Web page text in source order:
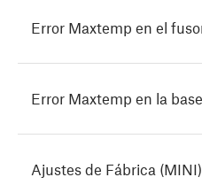
Error Maxtemp en el
Error Maxtemp en la
Ajustes de Fábrica (MINI)